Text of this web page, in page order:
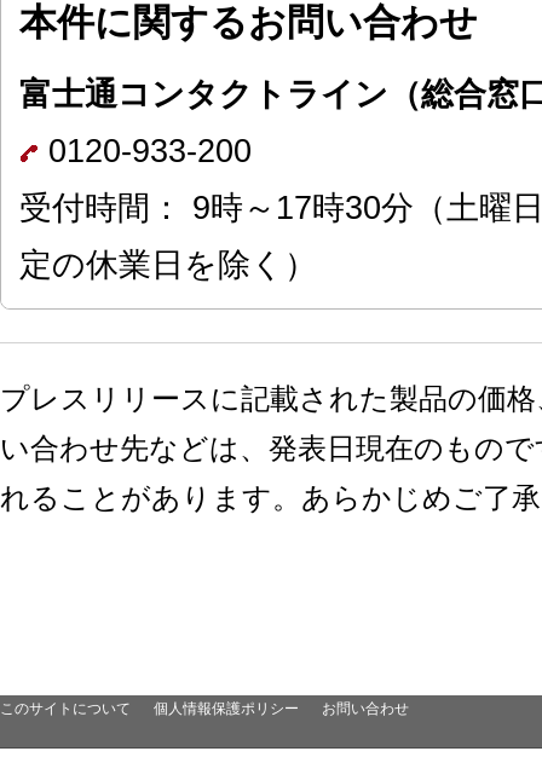
本件に関するお問い合わせ
富士通コンタクトライン（総合窓
0120-933-200
受付時間： 9時～17時30分（土曜
定の休業日を除く）
プレスリリースに記載された製品の価
い合わせ先などは、発表日現在のもの
れることがあります。あらかじめご了
このサイトについて 個人情報保護ポリシー お問い合わせ